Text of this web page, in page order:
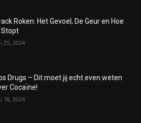
Roken: Het Gevoel, De Geur en Hoe
Stopt
25, 2024
Drugs – Dit moet jij echt even weten
Cocaïne!
18, 2024